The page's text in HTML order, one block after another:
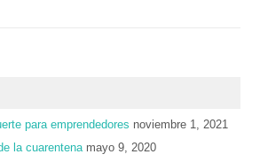
para emprendedores noviembre 1, 2021
la cuarentena mayo 9, 2020